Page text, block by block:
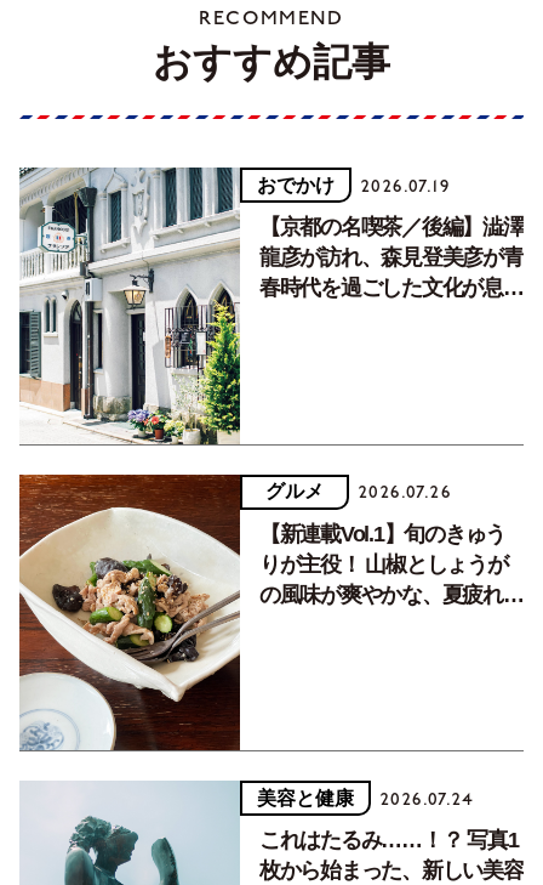
RECOMMEND
おすすめ記事
おでかけ 2026.07.19
【京都の名喫茶／後編】澁澤
龍彦が訪れ、森見登美彦が青
春時代を過ごした文化が息づ
グルメ 2026.07.26
【新連載Vol.1】旬のきゅう
りが主役！ 山椒としょうが
の風味が爽やかな、夏疲れを
美容と健康 2026.07.24
これはたるみ……！？ 写真1
枚から始まった、新しい美容